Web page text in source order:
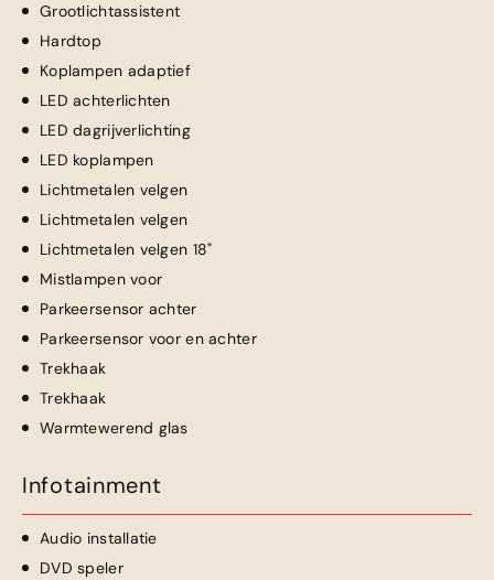
Grootlichtassistent
Hardtop
Koplampen adaptief
LED achterlichten
LED dagrijverlichting
LED koplampen
Lichtmetalen velgen
Lichtmetalen velgen
Lichtmetalen velgen 18"
Mistlampen voor
Parkeersensor achter
Parkeersensor voor en achter
Trekhaak
Trekhaak
Warmtewerend glas
Infotainment
Audio installatie
DVD speler